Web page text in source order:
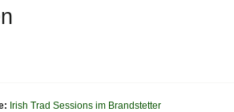
Irish Trad Sessions im Brandstetter